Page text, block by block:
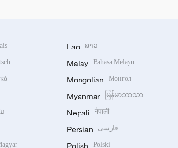
Lao ລາວ
Malay Bahasa Melayu
Mongolian Монгол
Myanmar မြန်မာဘာသာ
Nepali नेपाली
Persian فارسی
Polish Polski